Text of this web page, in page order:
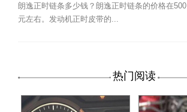
价格
朗逸正时链条多少钱？朗逸正时链条的价格在500
元左右。发动机正时皮带的...
热门阅读